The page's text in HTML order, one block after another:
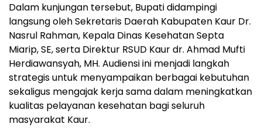
Dalam kunjungan tersebut, Bupati didampingi
langsung oleh Sekretaris Daerah Kabupaten Kaur Dr.
Nasrul Rahman, Kepala Dinas Kesehatan Septa
Miarip, SE, serta Direktur RSUD Kaur dr. Ahmad Mufti
Herdiawansyah, MH. Audiensi ini menjadi langkah
strategis untuk menyampaikan berbagai kebutuhan
sekaligus mengajak kerja sama dalam meningkatkan
kualitas pelayanan kesehatan bagi seluruh
masyarakat Kaur.